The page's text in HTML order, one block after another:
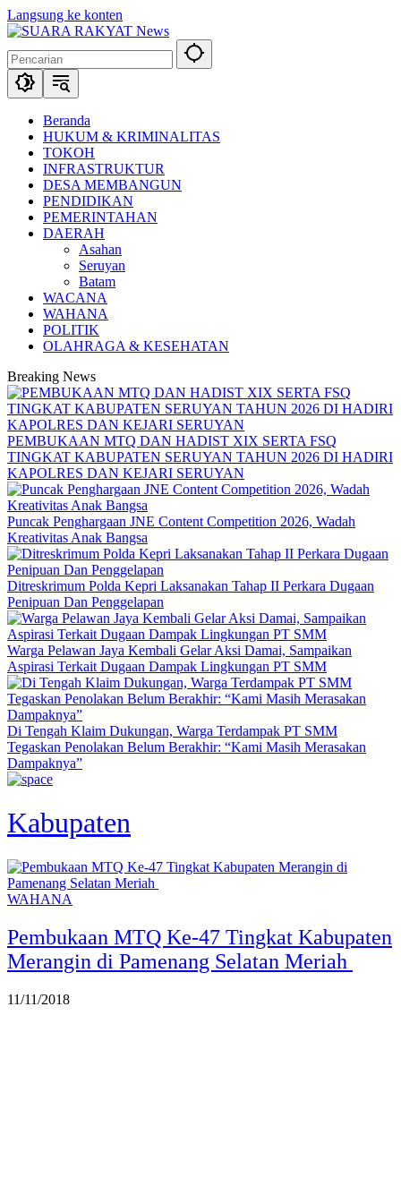
Langsung ke konten
Beranda
HUKUM & KRIMINALITAS
TOKOH
INFRASTRUKTUR
DESA MEMBANGUN
PENDIDIKAN
PEMERINTAHAN
DAERAH
Asahan
Seruyan
Batam
WACANA
WAHANA
POLITIK
OLAHRAGA & KESEHATAN
Breaking News
PEMBUKAAN MTQ DAN HADIST XIX SERTA FSQ
TINGKAT KABUPATEN SERUYAN TAHUN 2026 DI HADIRI
KAPOLRES DAN KEJARI SERUYAN
Puncak Penghargaan JNE Content Competition 2026, Wadah
Kreativitas Anak Bangsa
Ditreskrimum Polda Kepri Laksanakan Tahap II Perkara Dugaan
Penipuan Dan Penggelapan
Warga Pelawan Jaya Kembali Gelar Aksi Damai, Sampaikan
Aspirasi Terkait Dugaan Dampak Lingkungan PT SMM
Di Tengah Klaim Dukungan, Warga Terdampak PT SMM
Tegaskan Penolakan Belum Berakhir: “Kami Masih Merasakan
Dampaknya”
Kabupaten
WAHANA
Pembukaan MTQ Ke-47 Tingkat Kabupaten
Merangin di Pamenang Selatan Meriah
11/11/2018